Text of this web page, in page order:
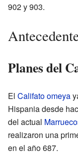
902 y 903.
Planes del
El Califato omeya
Hispania desde
del actual
realizaron una
en el año 687.